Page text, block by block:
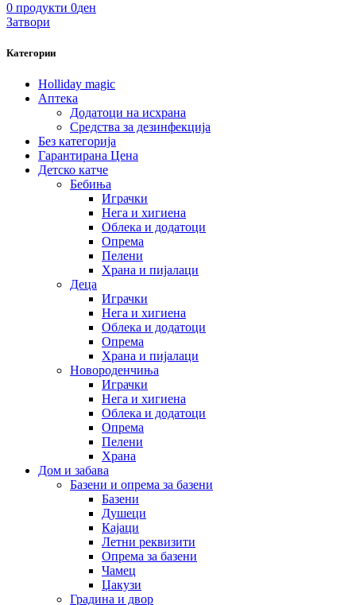
0 продукти 0ден
Затвори
Категории
Holliday magic
Аптека
Додатоци на исхрана
Средства за дезинфекција
Без категорија
Гарантирана Цена
Детско катче
Бебиња
Играчки
Нега и хигиена
Облека и додатоци
Опрема
Пелени
Храна и пијалаци
Деца
Играчки
Нега и хигиена
Облека и додатоци
Опрема
Храна и пијалаци
Новороденчиња
Играчки
Нега и хигиена
Облека и додатоци
Опрема
Пелени
Храна
Дом и забава
Базени и опрема за базени
Базени
Душеци
Кајаци
Летни реквизити
Опрема за базени
Чамец
Џакузи
Градина и двор